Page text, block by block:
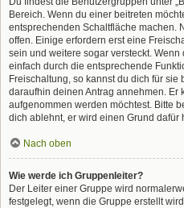
Bereich. Wenn du einer beitreten
entsprechenden Schaltfläche machen.
offen. Einige erfordern erst eine
sein und weitere sogar versteckt.
einfach durch die entsprechende
Freischaltung, so kannst du dich für
daraufhin deinen Antrag annehmen. Er
aufgenommen werden möchtest. Bitte
dich ablehnt, er wird einen Grund dafür
Nach oben
Wie werde ich Gruppenleiter?
Der Leiter einer Gruppe wird
festgelegt, wenn die Gruppe erstellt